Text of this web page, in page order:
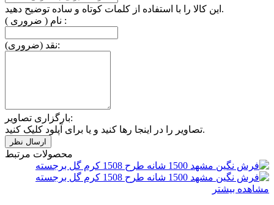
این کالا را با استفاده از کلمات کوتاه و ساده توضیح دهید.
نام ( ضروری ) :
نقد (ضروری):
بارگزاری تصاویر:
تصاویر را در اینجا رها کنید و یا برای آپلود کلیک کنید.
محصولات مرتبط
مشاهده بیشتر